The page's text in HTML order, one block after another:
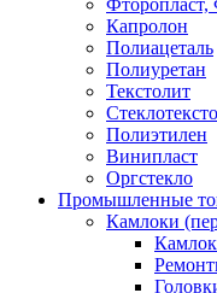
Капролон
Полиацеталь
Полиуретан
Текстолит
Полиэтилен
Винипласт
Оргстекло
Промышленные
Камлоки